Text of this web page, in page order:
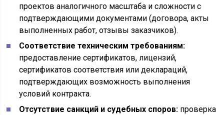
проектов аналогичного масштаба и сложности с
подтверждающими документами (договора, акты
выполненных работ, отзывы заказчиков).
Соответствие техническим требованиям:
предоставление сертификатов, лицензий,
сертификатов соответствия или деклараций,
подтверждающих возможность выполнения
условий контракта.
Отсутствие санкций и судебных споров: проверка